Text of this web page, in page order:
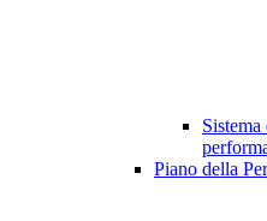
Piano della